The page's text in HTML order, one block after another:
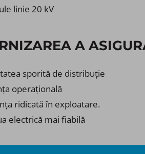
linie 20 kV
A
sporită de distribuție
operațională
ridicată în exploatare.
electrică mai fiabilă